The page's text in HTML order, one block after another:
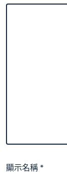
顯示名稱*